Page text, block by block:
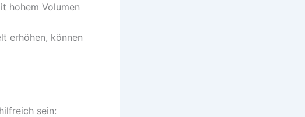
hohem Volumen
erhöhen, können
sein: